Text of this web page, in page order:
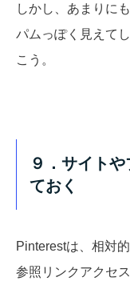
しかし、あまりに
パムっぽく見えて
こう。
９．サイト
ておく
Pinterestは、相対
参照リンクアクセ